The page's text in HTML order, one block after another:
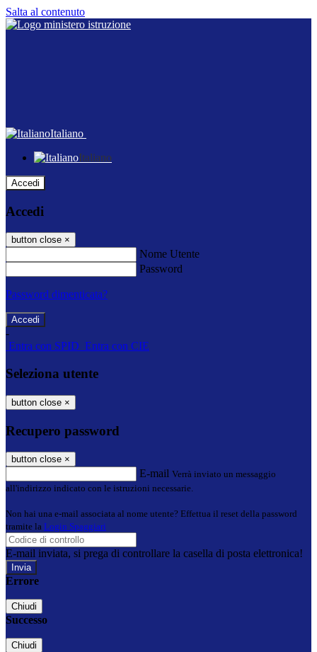
Salta al contenuto
Italiano
Italiano
Accedi
Accedi
button close ×
Nome Utente
Password
Password dimenticata?
-
Entra con SPID Entra con CIE
Seleziona utente
button close ×
Recupero password
button close ×
E-mail Verrà inviato un messaggio
all'indirizzo indicato con le istruzioni necessarie.
Non hai una e-mail associata al nome utente? Effettua il reset della password
tramite la Login Spaggiari
E-mail inviata, si prega di controllare la casella di posta elettronica!
Errore
Chiudi
Successo
Chiudi